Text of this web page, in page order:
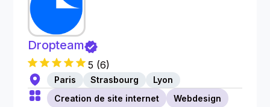
Dropteam
5 (6)
Paris Strasbourg
Lyon
Creation de site internet
Webdesign